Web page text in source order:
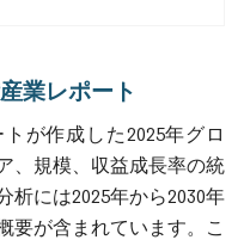
業レポート
が作成した2025年グロ
、規模、収益成長率の統
析には2025年から2030年
要が含まれています。こ